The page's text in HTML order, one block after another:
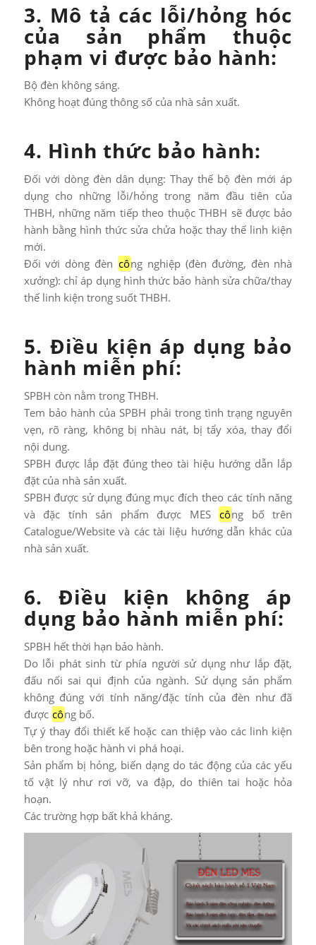
3. Mô tả các lỗi/hỏng hóc
của sản phẩm thuộc
phạm vi được bảo hành:
Bộ đèn không sáng.
Không hoạt đúng thông số của nhà sản xuất.
4. Hình thức bảo hành:
Đối với dòng đèn dân dụng: Thay thế bộ đèn mới áp
dụng cho những lỗi/hỏng trong năm đầu tiên của
THBH, những năm tiếp theo thuộc THBH sẽ được bảo
hành bằng hình thức sửa chửa hoặc thay thế linh kiện
mới.
Đối với dòng đèn công nghiệp (đèn đường, đèn nhà
xưởng): chỉ áp dụng hình thức bảo hành sửa chữa/thay
thế linh kiện trong suốt THBH.
5. Điều kiện áp dụng bảo
hành miễn phí:
SPBH còn nằm trong THBH.
Tem bảo hành của SPBH phải trong tình trạng nguyên
vẹn, rõ ràng, không bị nhàu nát, bị tẩy xóa, thay đổi
nội dung.
SPBH được lắp đặt đúng theo tài hiệu hướng dẫn lắp
đặt của nhà sản xuất.
SPBH được sử dụng đúng mục đích theo các tính năng
và đặc tính sản phẩm được MES công bố trên
Catalogue/Website và các tài liệu hướng dẫn khác của
nhà sản xuất.
6. Điều kiện không áp
dụng bảo hành miễn phí:
SPBH hết thời hạn bảo hành.
Do lỗi phát sinh từ phía người sử dụng như lắp đặt,
đấu nối sai qui định của ngành. Sử dụng sản phẩm
không đúng với tính năng/đặc tính của đèn như đã
được công bố.
Tự ý thay đổi thiết kế hoặc can thiệp vào các linh kiện
bên trong hoặc hành vi phá hoại.
Sản phẩm bị hỏng, biến dạng do tác động của các yếu
tố vật lý như rơi vỡ, va đập, do thiên tai hoặc hỏa
hoạn.
Các trường hợp bất khả kháng.